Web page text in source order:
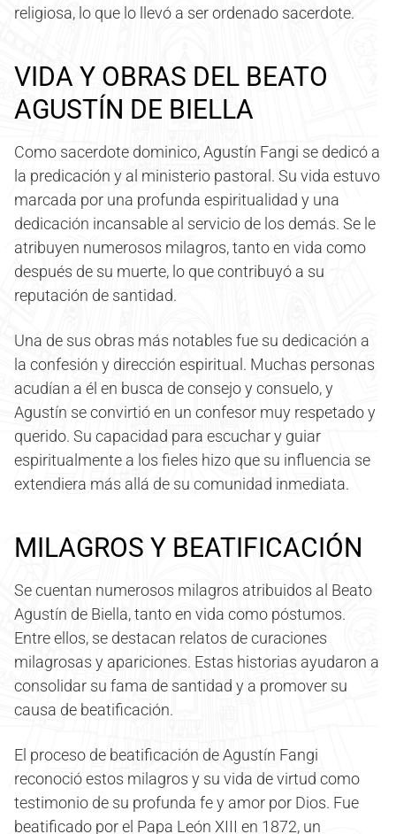
religiosa, lo que lo llevó a ser ordenado sacerdote.
VIDA Y OBRAS DEL BEATO
AGUSTÍN DE BIELLA
Como sacerdote dominico, Agustín Fangi se dedicó a
la predicación y al ministerio pastoral. Su vida estuvo
marcada por una profunda espiritualidad y una
dedicación incansable al servicio de los demás. Se le
atribuyen numerosos milagros, tanto en vida como
después de su muerte, lo que contribuyó a su
reputación de santidad.
Una de sus obras más notables fue su dedicación a
la confesión y dirección espiritual. Muchas personas
acudían a él en busca de consejo y consuelo, y
Agustín se convirtió en un confesor muy respetado y
querido. Su capacidad para escuchar y guiar
espiritualmente a los fieles hizo que su influencia se
extendiera más allá de su comunidad inmediata.
MILAGROS Y BEATIFICACIÓN
Se cuentan numerosos milagros atribuidos al Beato
Agustín de Biella, tanto en vida como póstumos.
Entre ellos, se destacan relatos de curaciones
milagrosas y apariciones. Estas historias ayudaron a
consolidar su fama de santidad y a promover su
causa de beatificación.
El proceso de beatificación de Agustín Fangi
reconoció estos milagros y su vida de virtud como
testimonio de su profunda fe y amor por Dios. Fue
beatificado por el Papa León XIII en 1872, un